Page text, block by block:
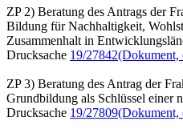
ZP 2) Beratung des Antrags der
Bildung für Nachhaltigkeit,
Zusammenhalt in
Drucksache 19/27842(Dokument,
ZP 3) Beratung des Antrag der
Grundbildung als Schlüssel einer
Drucksache 19/27809(Dokument,